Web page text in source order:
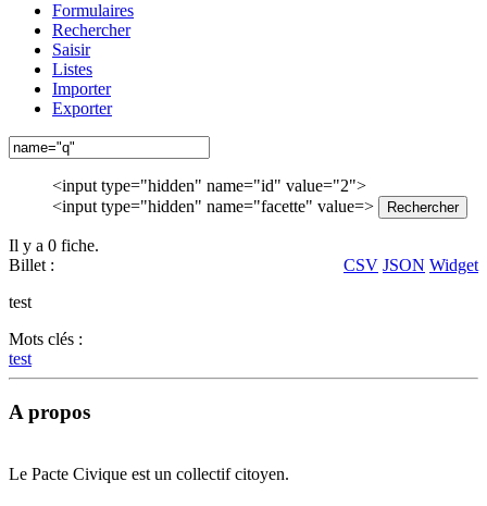
Formulaires
Rechercher
Saisir
Listes
Importer
Exporter
<input type="hidden" name="id" value="2">
<input type="hidden" name="facette" value=>
Il y a 0 fiche.
CSV JSON Widget
Billet :
test
Mots clés :
test
A propos
Le Pacte Civique est un collectif citoyen.